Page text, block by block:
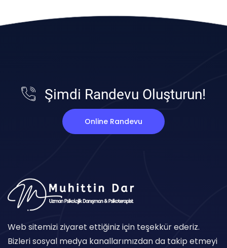
Şimdi Randevu Oluşturun!
Online Randevu
Web sitemizi ziyaret ettiğiniz için teşekkür ederiz.
Bizleri sosyal medya kanallarımızdan da takip etmeyi